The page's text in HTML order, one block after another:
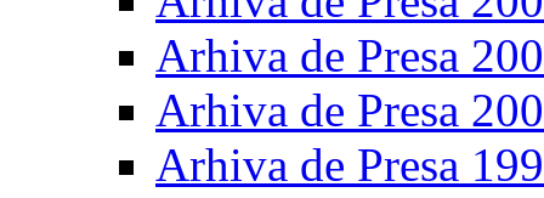
Arhiva de Presa
Arhiva de Presa
Arhiva de Presa